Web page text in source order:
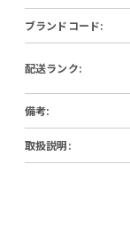
ブランドコード:
配送ランク:
備考:
取扱説明: